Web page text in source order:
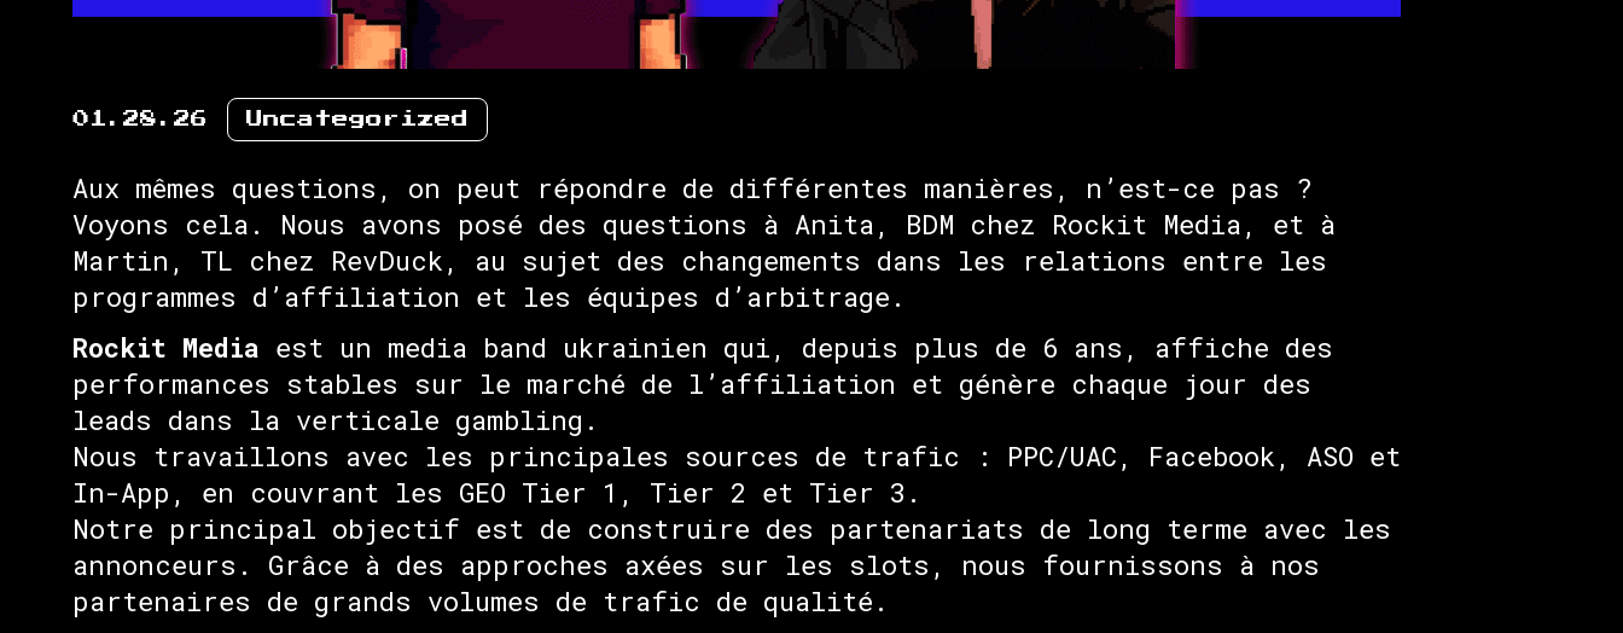
01.28.26 Uncategorized
Aux mêmes questions, on peut répondre de différentes manières, n’est-ce pas ?
Voyons cela. Nous avons posé des questions à Anita, BDM chez Rockit Media, et à
Martin, TL chez RevDuck, au sujet des changements dans les relations entre les
programmes d’affiliation et les équipes d’arbitrage.
Rockit Media est un media band ukrainien qui, depuis plus de 6 ans, affiche des
performances stables sur le marché de l’affiliation et génère chaque jour des
leads dans la verticale gambling.
Nous travaillons avec les principales sources de trafic : PPC/UAC, Facebook, ASO et
In-App, en couvrant les GEO Tier 1, Tier 2 et Tier 3.
Notre principal objectif est de construire des partenariats de long terme avec les
annonceurs. Grâce à des approches axées sur les slots, nous fournissons à nos
partenaires de grands volumes de trafic de qualité.